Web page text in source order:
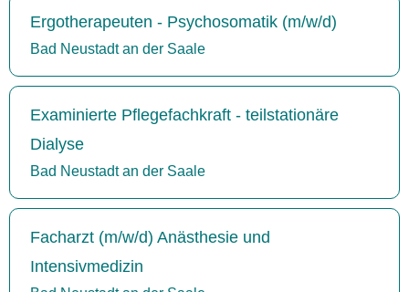
Ergotherapeuten - Psychosomatik (m/w/d)
Bad Neustadt an der Saale
Examinierte Pflegefachkraft - teilstationäre
Dialyse
Bad Neustadt an der Saale
Facharzt (m/w/d) Anästhesie und
Intensivmedizin